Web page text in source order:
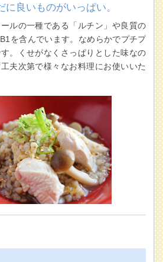
良いものがいっぱい。
ルの一種である「ルチン」や良質の
を含んでいます。なめらかでプチプ
。くせがなくさっぱりとした味なの
夫次第で様々なお料理にお使いいた